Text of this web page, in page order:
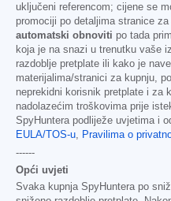
uključeni referencom; cijene se
promociji po detaljima stranice
automatski obnoviti po tada
koja je na snazi u trenutku vaše
razdoblje pretplate ili kako je
materijalima/stranici za kupnju,
neprekidni korisnik pretplate i za
nadolazećim troškovima prije
SpyHuntera podliježe uvjetima i
EULA/TOS-u
Pravilima o
------
Opći uvjeti
Svaka kupnja SpyHuntera po